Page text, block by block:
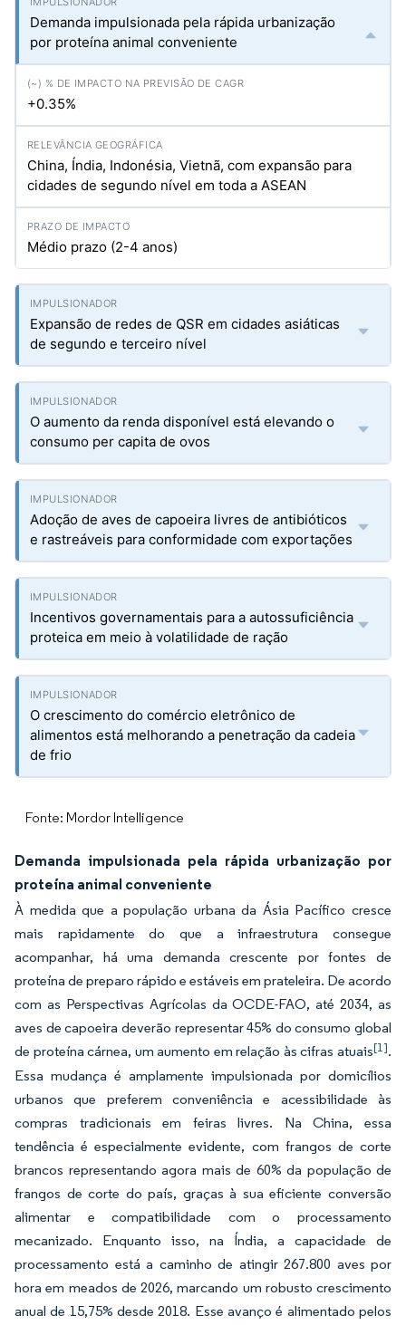
Demanda impulsionada pela rápida urbanização
por proteína animal conveniente
+0.35%
China, Índia, Indonésia, Vietnã, com expansão para
cidades de segundo nível em toda a ASEAN
Médio prazo (2-4 anos)
Expansão de redes de QSR em cidades asiáticas
de segundo e terceiro nível
O aumento da renda disponível está elevando o
consumo per capita de ovos
Adoção de aves de capoeira livres de antibióticos
e rastreáveis para conformidade com exportações
Incentivos governamentais para a autossuficiência
proteica em meio à volatilidade de ração
O crescimento do comércio eletrônico de
alimentos está melhorando a penetração da cadeia
de frio
Fonte: Mordor Intelligence
Demanda impulsionada pela rápida urbanização por
proteína animal conveniente
À medida que a população urbana da Ásia Pacífico cresce
mais rapidamente do que a infraestrutura consegue
acompanhar, há uma demanda crescente por fontes de
proteína de preparo rápido e estáveis em prateleira. De acordo
com as Perspectivas Agrícolas da OCDE-FAO, até 2034, as
aves de capoeira deverão representar 45% do consumo global
de proteína cárnea, um aumento em relação às cifras atuais[1].
Essa mudança é amplamente impulsionada por domicílios
urbanos que preferem conveniência e acessibilidade às
compras tradicionais em feiras livres. Na China, essa
tendência é especialmente evidente, com frangos de corte
brancos representando agora mais de 60% da população de
frangos de corte do país, graças à sua eficiente conversão
alimentar e compatibilidade com o processamento
mecanizado. Enquanto isso, na Índia, a capacidade de
processamento está a caminho de atingir 267.800 aves por
hora em meados de 2026, marcando um robusto crescimento
anual de 15,75% desde 2018. Esse avanço é alimentado pelos